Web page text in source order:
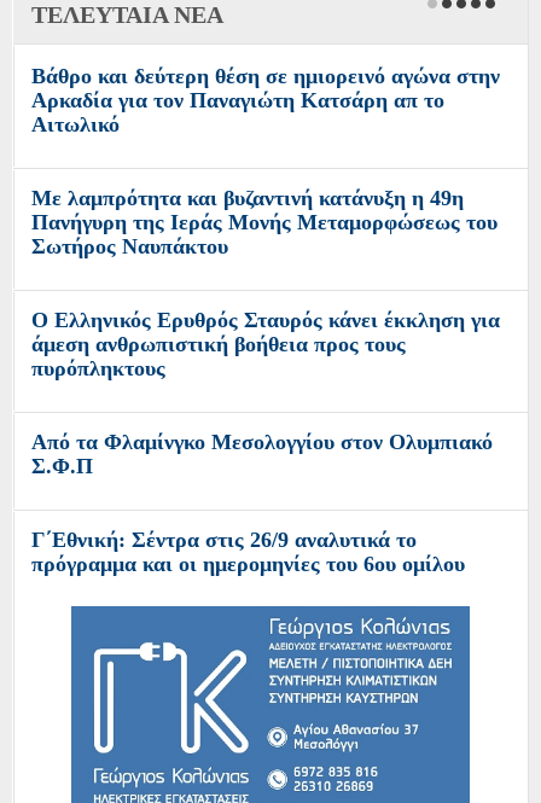
ΤΕΛΕΥΤΑΙΑ ΝΕΑ
Βάθρο και δεύτερη θέση σε ημιορεινό αγώνα στην
Αρκαδία για τον Παναγιώτη Κατσάρη απ το
Αιτωλικό
Με λαμπρότητα και βυζαντινή κατάνυξη η 49η
Πανήγυρη της Ιεράς Μονής Μεταμορφώσεως του
Σωτήρος Ναυπάκτου
Ο Ελληνικός Ερυθρός Σταυρός κάνει έκκληση για
άμεση ανθρωπιστική βοήθεια προς τους
πυρόπληκτους
Από τα Φλαμίνγκο Μεσολογγίου στον Ολυμπιακό
Σ.Φ.Π
Γ΄Εθνική: Σέντρα στις 26/9 αναλυτικά το
πρόγραμμα και οι ημερομηνίες του 6ου ομίλου